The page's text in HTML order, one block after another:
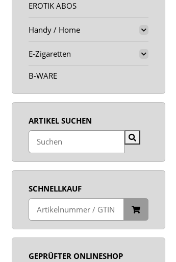
EROTIK ABOS
Handy / Home
E-Zigaretten
B-WARE
ARTIKEL SUCHEN
SCHNELLKAUF
GEPRÜFTER ONLINESHOP